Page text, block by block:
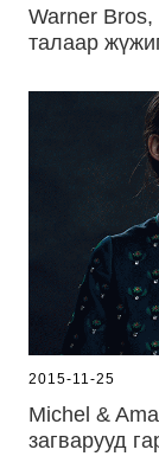
Warner Bros,
талаар
2015-11-25
Michel &
загварууд